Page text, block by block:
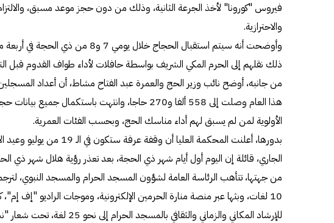
فيروس "كورونا" لأخذ الجرعة الثانية، وذلك من دون حجز موعد مسبق، والالتزام
والاحترازية.
وأوضحت أنه سيتم استقبال الحجاج خلال يومي 7
ذلك نقلهم إلى الحرم المكي الشريف بواسطة حافلات لأداء طواف القدوم قبل
من جانبه، أوضح نائب وزير الحج والعمرة عبد الفتاح مشاط، أن أعداد المسجلين
هذا العام وصلت إلى 558 ألفا و270 حاجا، وانتهت باستكمال
الأولوية لمن لم يسبق لهم أداء مناسك الحج، وبحسب الفئات العمرية.
الجاري، قائلة إن اليوم أول أيام شهر ذي الحجة، بعد تعذر رؤية هلال شهر ذي
من جهتها، تتأهب الرئاسة العامة لشؤون المسجد الحرام والمسجد النبوي،
10 لغات، وبثها عبر منصة منارة الحرمين الإلكترونية، وموجات الراديو "إف
للإرشاد المكاني والزماني والثقافي بالمسجد الحرام إلى نحو 25 لغة، تحت شعار "نشر الهداية للعالمين".